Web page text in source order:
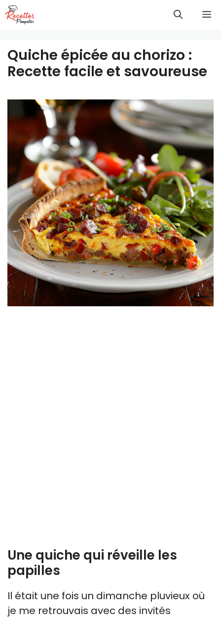
Aller
au
Quiche épicée au chorizo :
Recette facile et savoureuse
Une quiche qui réveille les
papilles
Il était une fois un dimanche pluvieux où
je me retrouvais avec des invités